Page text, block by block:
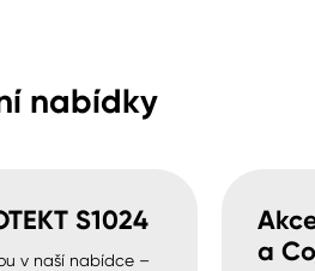
nabídky
S1024
v naší nabídce –
a